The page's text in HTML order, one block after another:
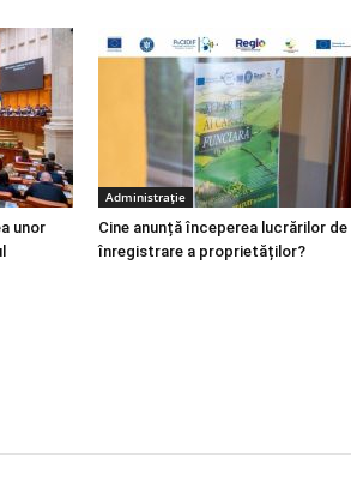
unor
Administrație
Cine anunță începerea lucrărilor de
înregistrare a proprietăților?